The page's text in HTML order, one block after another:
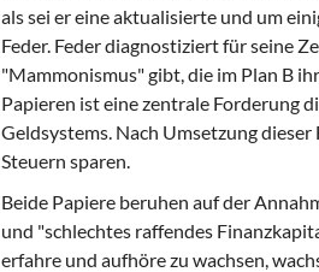
als sei er eine aktualisierte und um
Feder. Feder diagnostiziert für seine
"Mammonismus" gibt, die im Plan B
Papieren ist eine zentrale Forderung
Geldsystems. Nach Umsetzung
Steuern sparen.
Beide Papiere beruhen auf der
und "schlechtes raffendes
erfahre und aufhöre zu wachsen,